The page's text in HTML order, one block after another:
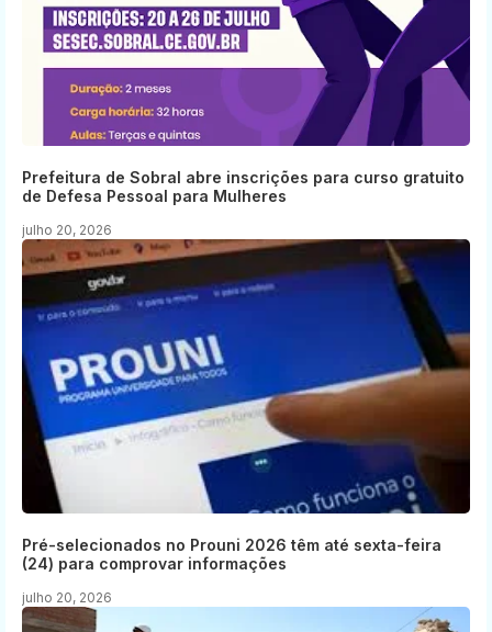
Prefeitura de Sobral abre inscrições para curso gratuito
de Defesa Pessoal para Mulheres
julho 20, 2026
Pré-selecionados no Prouni 2026 têm até sexta-feira
(24) para comprovar informações
julho 20, 2026